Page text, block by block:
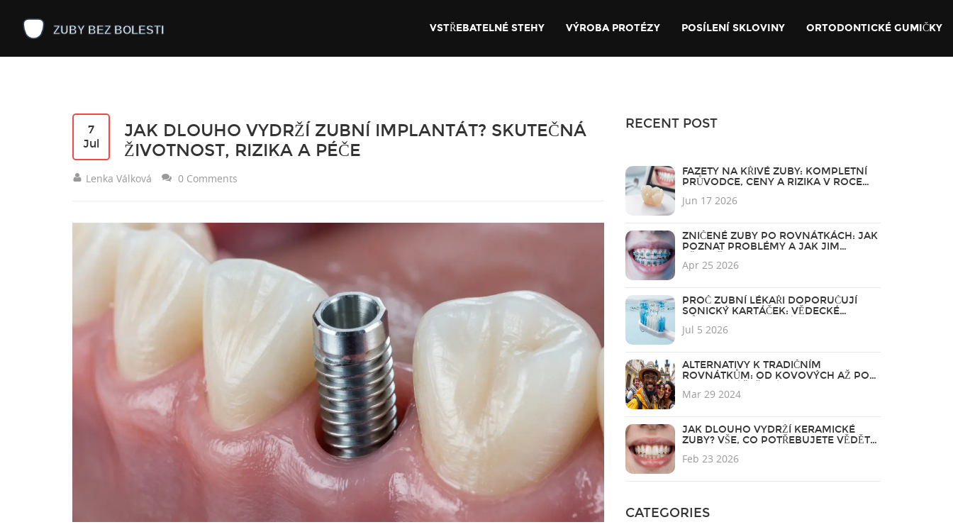
VSTŘEBATELNÉ STEHY VÝROBA PROTÉZY POSÍLENÍ SKLOVINY ORTODONTICKÉ GUMIČKY
7
Jul
JAK DLOUHO VYDRŽÍ ZUBNÍ IMPLANTÁT? SKUTEČNÁ
ŽIVOTNOST, RIZIKA A PÉČE
Lenka Válková 0 Comments
RECENT POST
FAZETY NA KŘIVÉ ZUBY: KOMPLETNÍ
PRŮVODCE, CENY A RIZIKA V ROCE
Jun 17 2026
ZNIČENÉ ZUBY PO ROVNÁTKÁCH: JAK
POZNAT PROBLÉMY A JAK JIM
Apr 25 2026
PROČ ZUBNÍ LÉKAŘI DOPORUČUJÍ
SONICKÝ KARTÁČEK: VĚDECKÉ
Jul 5 2026
ALTERNATIVY K TRADIČNÍM
ROVNÁTKŮM: OD KOVOVÝCH AŽ PO
Mar 29 2024
JAK DLOUHO VYDRŽÍ KERAMICKÉ
ZUBY? VŠE, CO POTŘEBUJETE VĚDĚT
Feb 23 2026
CATEGORIES